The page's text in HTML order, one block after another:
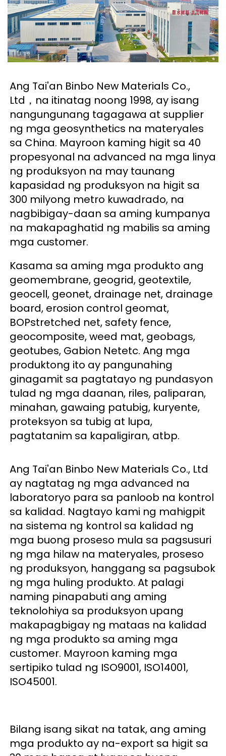
Ang Tai'an Binbo New Materials Co.,
Ltd，na itinatag noong 1998, ay isang
nangungunang tagagawa at supplier
ng mga geosynthetics na materyales
sa China. Mayroon kaming higit sa 40
propesyonal na advanced na mga linya
ng produksyon na may taunang
kapasidad ng produksyon na higit sa
300 milyong metro kuwadrado, na
nagbibigay-daan sa aming kumpanya
na makapaghatid ng mabilis sa aming
mga customer.
Kasama sa aming mga produkto ang
geomembrane, geogrid, geotextile,
geocell, geonet, drainage net, drainage
board, erosion control geomat,
BOPstretched net, safety fence,
geocomposite, weed mat, geobags,
geotubes, Gabion Netetc. Ang mga
produktong ito ay pangunahing
ginagamit sa pagtatayo ng pundasyon
tulad ng mga daanan, riles, paliparan,
minahan, gawaing patubig, kuryente,
proteksyon sa tubig at lupa,
pagtatanim sa kapaligiran, atbp.
Ang Tai'an Binbo New Materials Co., Ltd
ay nagtatag ng mga advanced na
laboratoryo para sa panloob na kontrol
sa kalidad. Nagtayo kami ng mahigpit
na sistema ng kontrol sa kalidad ng
mga buong proseso mula sa pagsusuri
ng mga hilaw na materyales, proseso
ng produksyon, hanggang sa pagsubok
ng mga huling produkto. At palagi
naming pinapabuti ang aming
teknolohiya sa produksyon upang
makapagbigay ng mataas na kalidad
ng mga produkto sa aming mga
customer. Mayroon kaming mga
sertipiko tulad ng ISO9001, ISO14001,
ISO45001.
Bilang isang sikat na tatak, ang aming
mga produkto ay na-export sa higit sa